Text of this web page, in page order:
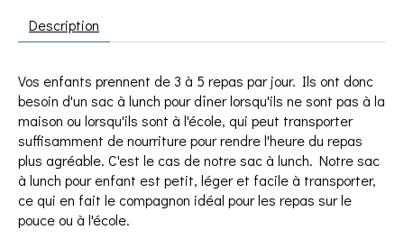
Description
Vos enfants prennent de 3 à 5 repas par jour. Ils ont donc
besoin d'un sac à lunch pour dîner lorsqu'ils ne sont pas à la
maison ou lorsqu'ils sont à l'école, qui peut transporter
suffisamment de nourriture pour rendre l'heure du repas
plus agréable. C'est le cas de notre sac à lunch. Notre sac
à lunch pour enfant est petit, léger et facile à transporter,
ce qui en fait le compagnon idéal pour les repas sur le
pouce ou à l'école.